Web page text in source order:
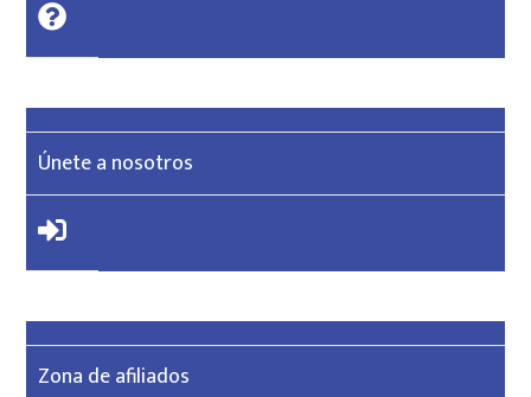
Únete a nosotros
Zona de afiliados